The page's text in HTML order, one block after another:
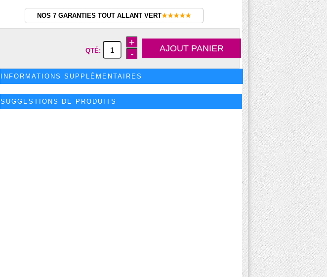
NOS 7 GARANTIES TOUT ALLANT VERT★★★★★
QTÉ:
+
-
INFORMATIONS SUPPLÉMENTAIRES
SUGGESTIONS DE PRODUITS